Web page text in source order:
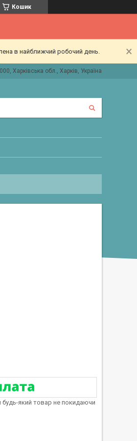
Кошик
в найближчий робочий день.
Харківська обл., Харків, Україна
будь-який товар не покидаючи